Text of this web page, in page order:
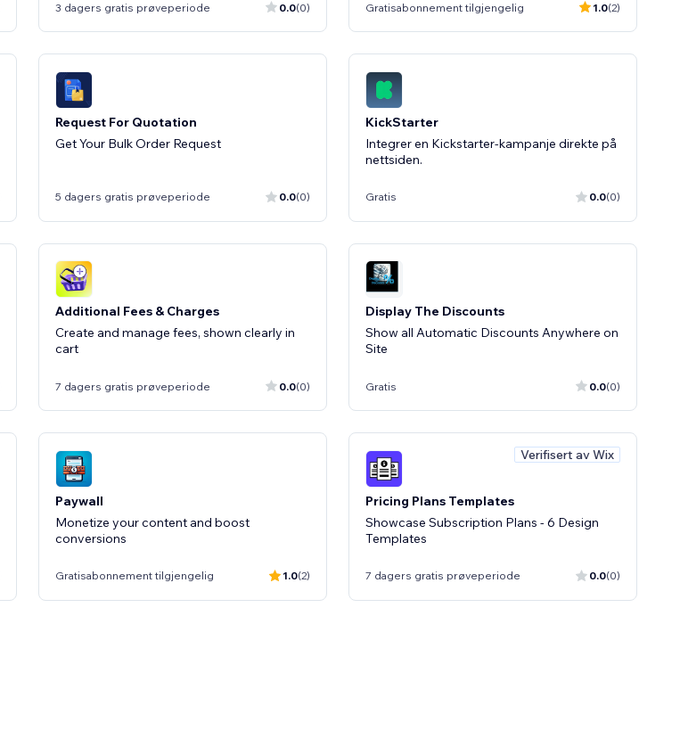
3 dagers gratis prøveperiode 0.0(0) Gratisabonnement tilgjengelig 1.0(2)
Request For Quotation
Get Your Bulk Order Request
5 dagers gratis prøveperiode 0.0(0)
KickStarter
Integrer en Kickstarter-kampanje direkte på
nettsiden.
Gratis 0.0(0)
Additional Fees & Charges
Create and manage fees, shown clearly in
cart
7 dagers gratis prøveperiode 0.0(0)
Display The Discounts
Show all Automatic Discounts Anywhere on
Site
Gratis 0.0(0)
Paywall
Monetize your content and boost
conversions
Gratisabonnement tilgjengelig 1.0(2)
Verifisert av Wix
Pricing Plans Templates
Showcase Subscription Plans - 6 Design
Templates
7 dagers gratis prøveperiode 0.0(0)